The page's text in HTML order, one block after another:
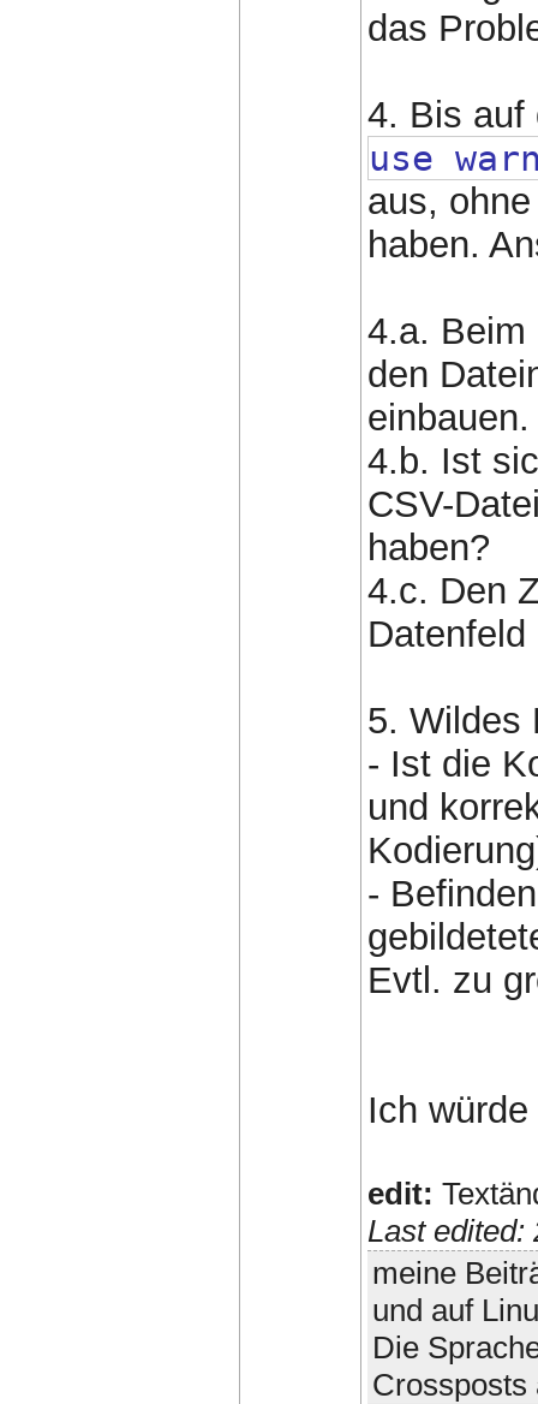
das
4. Bis
use
aus,
haben.
4.a. Beim
den
einbauen.
4.b. Ist
CSV-
haben?
4.c. Den
5. Wildes
- Ist die
und
-
Evtl. zu
Ich
edit:
Last edited:
meine
und auf
Die